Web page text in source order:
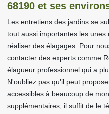
68190 et ses
Les entretiens des jardins se
tout aussi importantes les unes
réaliser des élagages. Pour
contacter des experts comme
élagueur professionnel qui a
N'oubliez pas qu'il peut
accessibles à beaucoup de
supplémentaires, il suffit de le